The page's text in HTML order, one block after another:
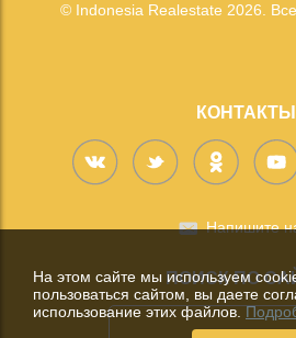
© Indonesia Realestate 2026.
КОНТАКТЫ
Напишите
ПОИСК ПО
На этом сайте мы используем
пользоваться сайтом, вы даете
использование этих файлов.